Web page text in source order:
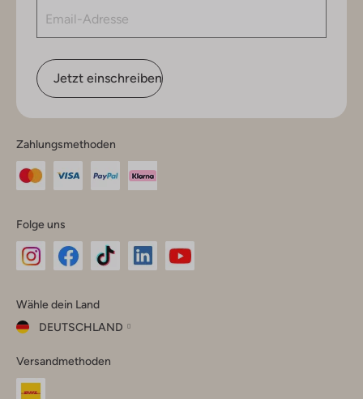
Jetzt einschreiben
Zahlungsmethoden
Folge uns
Instagram
Facebook
TikTok
Wähle dein Land
DEUTSCHLAND
dein
Land
Versandmethoden